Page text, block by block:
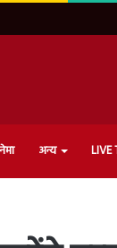
अन्य LIVE